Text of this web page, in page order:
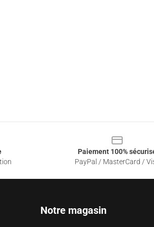
Paiement 100%
PayPal / MasterCard /
Notre magasin